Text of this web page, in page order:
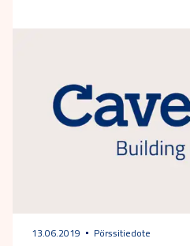
13.06.2019 Pörssitiedote